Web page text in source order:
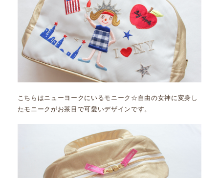
こちらはニューヨークにいるモニーク☆自由の女神に変身し
たモニークがお茶目で可愛いデザインです。